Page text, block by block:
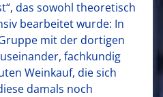
das sowohl theoretisch
bearbeitet wurde: In
mit der dortigen
fachkundig
Weinkauf, die sich
damals noch